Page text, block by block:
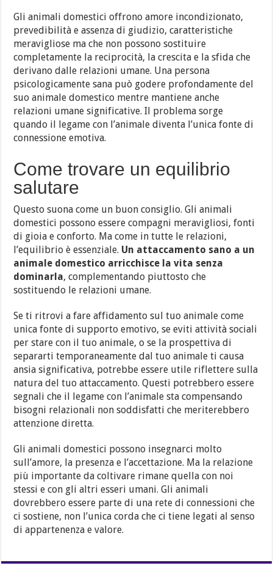
Gli animali domestici offrono amore incondizionato,
prevedibilità e assenza di giudizio, caratteristiche
meravigliose ma che non possono sostituire
completamente la reciprocità, la crescita e la sfida che
derivano dalle relazioni umane. Una persona
psicologicamente sana può godere profondamente del
suo animale domestico mentre mantiene anche
relazioni umane significative. Il problema sorge
quando il legame con l’animale diventa l’unica fonte di
connessione emotiva.
Come trovare un equilibrio
salutare
Questo suona come un buon consiglio. Gli animali
domestici possono essere compagni meravigliosi, fonti
di gioia e conforto. Ma come in tutte le relazioni,
l’equilibrio è essenziale. Un attaccamento sano a un
animale domestico arricchisce la vita senza
dominarla, complementando piuttosto che
sostituendo le relazioni umane.
Se ti ritrovi a fare affidamento sul tuo animale come
unica fonte di supporto emotivo, se eviti attività sociali
per stare con il tuo animale, o se la prospettiva di
separarti temporaneamente dal tuo animale ti causa
ansia significativa, potrebbe essere utile riflettere sulla
natura del tuo attaccamento. Questi potrebbero essere
segnali che il legame con l’animale sta compensando
bisogni relazionali non soddisfatti che meriterebbero
attenzione diretta.
Gli animali domestici possono insegnarci molto
sull’amore, la presenza e l’accettazione. Ma la relazione
più importante da coltivare rimane quella con noi
stessi e con gli altri esseri umani. Gli animali
dovrebbero essere parte di una rete di connessioni che
ci sostiene, non l’unica corda che ci tiene legati al senso
di appartenenza e valore.